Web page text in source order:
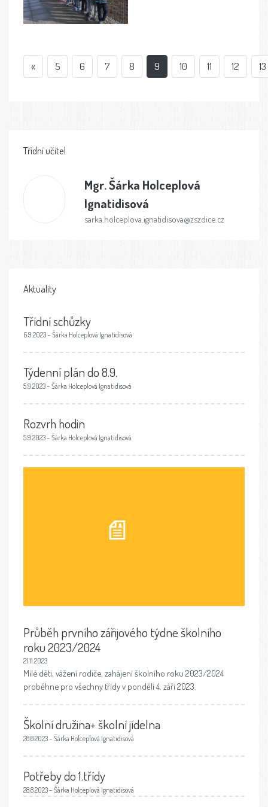
« 5 6 7 8 9 10 11 12 13
Třídní učitel
Mgr.Šárka Holceplová
Ignatidisová
sarka.holceplova.ignatidisova@zszdice.cz
Aktuality
Třídní schůzky
6.9.2023 – Šárka Holceplová Ignatidisová
Týdenní plán do 8.9.
5.9.2023 – Šárka Holceplová Ignatidisová
Rozvrh hodin
5.9.2023 – Šárka Holceplová Ignatidisová
Průběh prvního zářijového týdne školního
roku 2023/2024
21.11.2023
Milé děti, vážení rodiče, zahájení školního roku 2023/2024
proběhne pro všechny třídy v pondělí 4. září 2023.
Školní družina+ školní jídelna
28.8.2023 – Šárka Holceplová Ignatidisová
Potřeby do 1.třídy
28.8.2023 – Šárka Holceplová Ignatidisová